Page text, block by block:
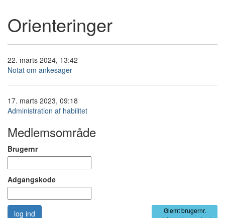
Orienteringer
22. marts 2024, 13:42
Notat om ankesager
17. marts 2023, 09:18
Administration af habilitet
Medlemsområde
Brugernr
Adgangskode
Glemt brugernr.